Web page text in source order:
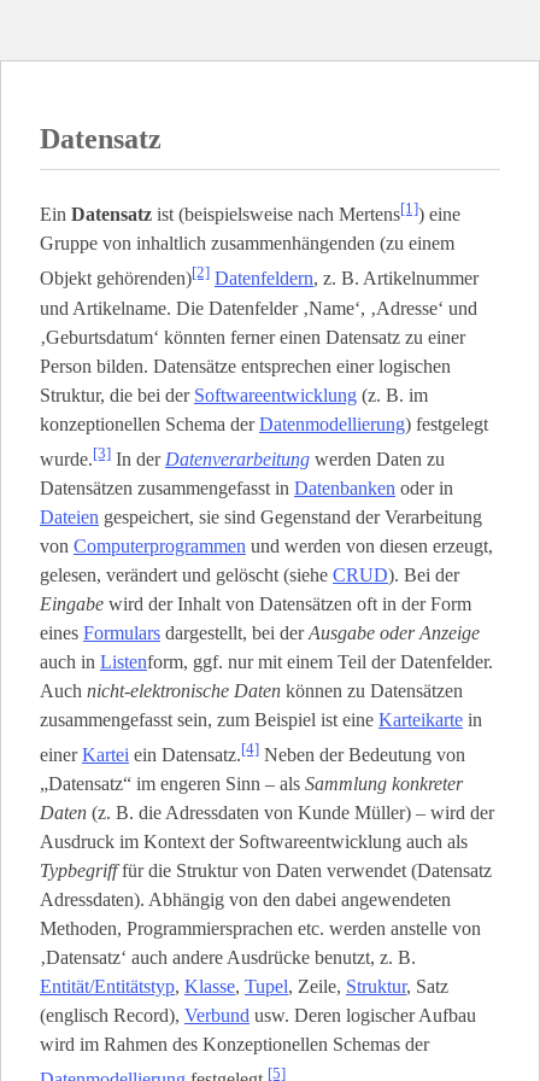
Datensatz
Ein Datensatz ist (beispielsweise nach Mertens[1]) eine
Gruppe von inhaltlich zusammenhängenden (zu einem
Objekt gehörenden)[2] Datenfeldern, z. B. Artikelnummer
und Artikelname. Die Datenfelder ‚Name‘, ‚Adresse‘ und
‚Geburtsdatum‘ könnten ferner einen Datensatz zu einer
Person bilden. Datensätze entsprechen einer logischen
Struktur, die bei der Softwareentwicklung (z. B. im
konzeptionellen Schema derDatenmodellierung) festgelegt
wurde.[3] In der Datenverarbeitung werden Daten zu
Datensätzen zusammengefasst in Datenbanken oder in
Dateien gespeichert, sie sind Gegenstand der Verarbeitung
von Computerprogrammen und werden von diesen erzeugt,
gelesen, verändert und gelöscht (siehe CRUD). Bei der
Eingabe wird der Inhalt von Datensätzen oft in der Form
eines Formulars dargestellt, bei derAusgabe oder Anzeige
auch in Listen­form, ggf. nur mit einem Teil der Datenfelder.
Auch nicht-elektronische Daten können zu Datensätzen
zusammengefasst sein, zum Beispiel ist eine Karteikarte in
einerKartei ein Datensatz.[4] Neben der Bedeutung von
„Datensatz“ im engeren Sinn – als Sammlung konkreter
Daten (z. B. die Adressdaten von Kunde Müller) – wird der
Ausdruck im Kontext der Softwareentwicklung auch als
Typbegrifffür die Struktur von Daten verwendet (Datensatz
Adressdaten). Abhängig von den dabei angewendeten
Methoden, Programmiersprachen etc. werden anstelle von
‚Datensatz‘ auch andere Ausdrücke benutzt, z. B.
Entität/Entitätstyp, Klasse, Tupel, Zeile, Struktur, Satz
(englisch Record), Verbund usw. Deren logischer Aufbau
wird im Rahmen des Konzeptionellen Schemas der
[5]